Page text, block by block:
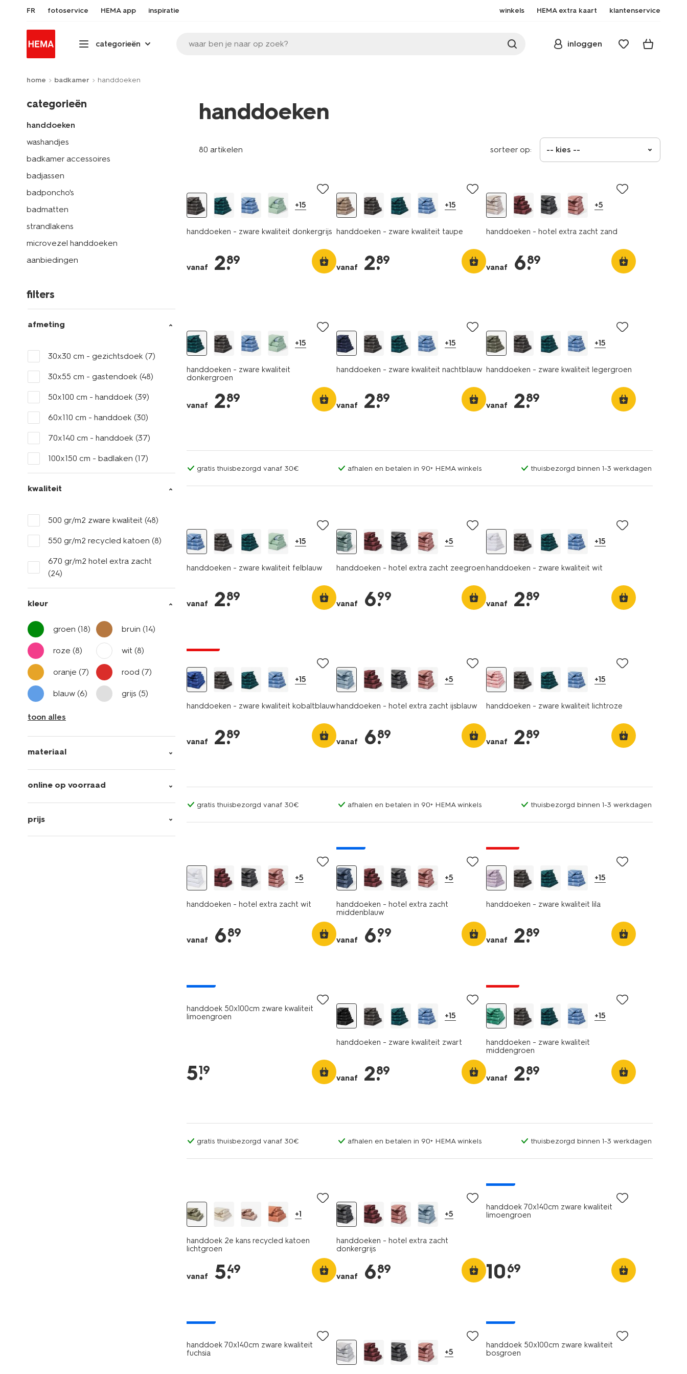
FR fotoservice HEMA app inspiratie winkels HEMA extra kaart klantenservice
categorieën waar ben je naar op zoek? inloggen
home badkamer handdoeken
categorieën
handdoeken
washandjes
badkamer accessoires
badjassen
badponcho's
badmatten
strandlakens
microvezel handdoeken
aanbiedingen
filters
afmeting
30x30 cm - gezichtsdoek (7)
30x55 cm - gastendoek (48)
50x100 cm - handdoek (39)
60x110 cm - handdoek (30)
70x140 cm - handdoek (37)
100x150 cm - badlaken (17)
kwaliteit
500 gr/m2 zware kwaliteit (48)
550 gr/m2 recycled katoen (8)
670 gr/m2 hotel extra zacht
(24)
kleur
groen (18) bruin(14)
roze (8) wit(8)
oranje (7) rood(7)
blauw (6) grijs(5)
toon alles
materiaal
online op voorraad
prijs
handdoeken
80 artikelen sorteer op: -- kies --
+15
handdoeken - zware kwaliteit donkergrijs
vanaf 2.
89
+15
handdoeken - zware kwaliteit taupe
vanaf 2.
89
+5
handdoeken - hotel extra zacht zand
vanaf 6.
89
+15
handdoeken - zware kwaliteit
donkergroen
vanaf 2.
89
+15
handdoeken - zware kwaliteit nachtblauw
vanaf 2.
89
+15
handdoeken - zware kwaliteit legergroen
vanaf 2.
89
gratis thuisbezorgd vanaf 30€ afhalen en betalen in 90+ HEMA winkels thuisbezorgd binnen 1-3 werkdagen
+15
handdoeken - zware kwaliteit felblauw
vanaf 2.
89
+5
handdoeken - hotel extra zacht zeegroen
vanaf 6.
99
+15
handdoeken - zware kwaliteit wit
vanaf 2.
89
+15
handdoeken - zware kwaliteit kobaltblauw
vanaf 2.
89
+5
handdoeken - hotel extra zacht ijsblauw
vanaf 6.
89
+15
handdoeken - zware kwaliteit lichtroze
vanaf 2.
89
gratis thuisbezorgd vanaf 30€ afhalen en betalen in 90+ HEMA winkels thuisbezorgd binnen 1-3 werkdagen
+5
handdoeken - hotel extra zacht wit
vanaf 6.
89
+5
handdoeken - hotel extra zacht
middenblauw
vanaf 6.
99
+15
handdoeken - zware kwaliteit lila
vanaf 2.
89
handdoek 50x100cm zware kwaliteit
limoengroen
5.
19
+15
handdoeken - zware kwaliteit zwart
vanaf 2.
89
+15
handdoeken - zware kwaliteit
middengroen
vanaf 2.
89
gratis thuisbezorgd vanaf 30€ afhalen en betalen in 90+ HEMA winkels thuisbezorgd binnen 1-3 werkdagen
+1
handdoek 2e kans recycled katoen
lichtgroen
vanaf 5.
49
+5
handdoeken - hotel extra zacht
donkergrijs
vanaf 6.
89
handdoek 70x140cm zware kwaliteit
limoengroen
10.
69
handdoek 70x140cm zware kwaliteit
fuchsia
+5
handdoek 50x100cm zware kwaliteit
bosgroen